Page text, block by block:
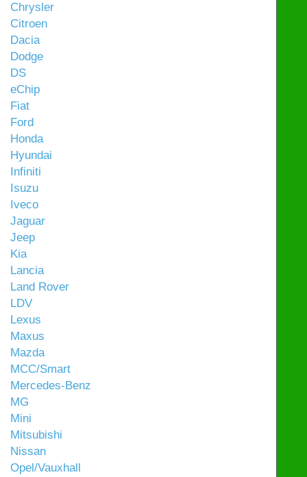
Chrysler
Citroen
Dacia
Dodge
DS
eChip
Fiat
Ford
Honda
Hyundai
Infiniti
Isuzu
Iveco
Jaguar
Jeep
Kia
Lancia
Land Rover
LDV
Lexus
Maxus
Mazda
MCC/Smart
Mercedes-Benz
MG
Mini
Mitsubishi
Nissan
Opel/Vauxhall